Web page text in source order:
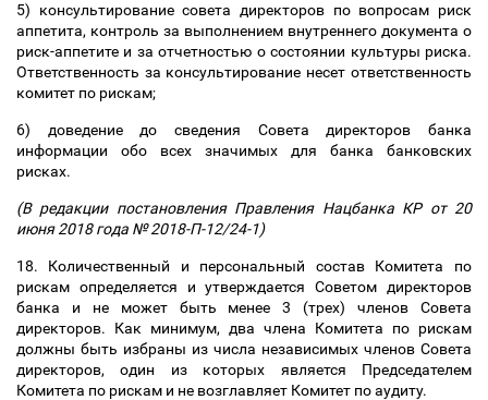
5) консультирование совета директоров по вопросам риск
аппетита, контроль за выполнением внутреннего документа о
риск-аппетите и за отчетностью о состоянии культуры риска.
Ответственность за консультирование несет ответственность
комитет по рискам;
6) доведение до сведения Совета директоров банка
информации обо всех значимых для банка банковских
рисках.
(В редакции постановления Правления Нацбанка КР от 20
июня 2018 года № 2018-П-12/24-1)
18. Количественный и персональный состав Комитета по
рискам определяется и утверждается Советом директоров
банка и не может быть менее 3 (трех) членов Совета
директоров. Как минимум, два члена Комитета по рискам
должны быть избраны из числа независимых членов Совета
директоров, один из которых является Председателем
Комитета по рискам и не возглавляет Комитет по аудиту.